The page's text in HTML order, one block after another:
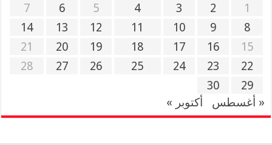
1
2
3
4
5
6
7
8
9
10
11
12
13
14
15
16
17
18
19
20
21
22
23
24
25
26
27
28
29
30
« أغسطس
أكتوبر »